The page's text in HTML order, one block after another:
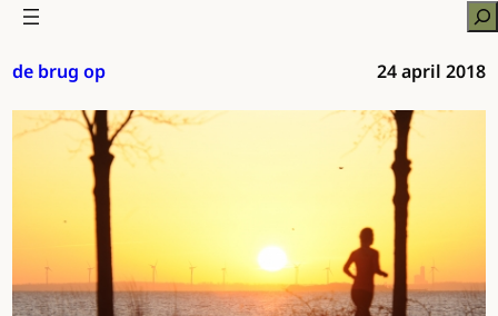
de brug op 24 april 2018